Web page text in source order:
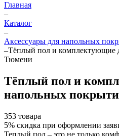
Главная
–
Каталог
–
Аксессуары для напольных
–Тёплый пол и комплектующие
Тюмени
Тёплый пол и
напольных
353 товара
5% скидка при оформлении
Теплый пол – это не только